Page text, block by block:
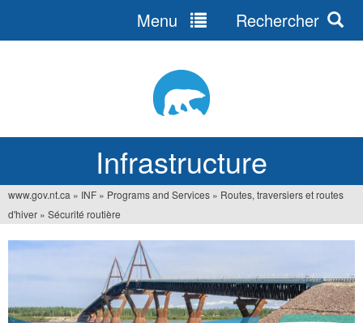
Infrastructure
Menu Rechercher
Vous
êtes
www.gov.nt.ca » INF » Programs and Services » Routes, traversiers et routes
d'hiver » Sécurité routière